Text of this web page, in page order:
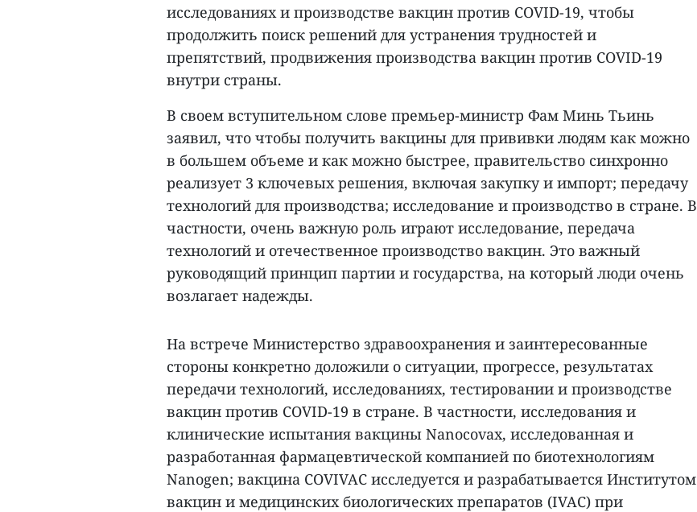
исследованиях и производстве вакцин против COVID-19, чтобы
продолжить поиск решений для устранения трудностей и
препятствий, продвижения производства вакцин против COVID-19
внутри страны.
В своем вступительном слове премьер-министр Фам Минь Тьинь
заявил, что чтобы получить вакцины для прививки людям как можно
в большем объеме и как можно быстрее, правительство синхронно
реализует 3 ключевых решения, включая закупку и импорт; передачу
технологий для производства; исследование и производство в стране. В
частности, очень важную роль играют исследование, передача
технологий и отечественное производство вакцин. Это важный
руководящий принцип партии и государства, на который люди очень
возлагает надежды.
На встрече Министерство здравоохранения и заинтересованные
стороны конкретно доложили о ситуации, прогрессе, результатах
передачи технологий, исследованиях, тестировании и производстве
вакцин против COVID-19 в стране. В частности, исследования и
клинические испытания вакцины Nanocovax, исследованная и
разработанная фармацевтической компанией по биотехнологиям
Nanogen; вакцина COVIVAC исследуется и разрабатывается Институтом
вакцин и медицинских биологических препаратов (IVAC) при